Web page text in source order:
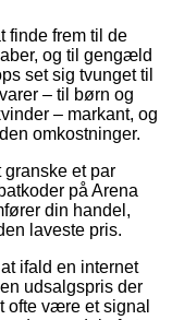
finde frem til de
og til gengæld
set sig tvunget til
– til børn og
– markant, og
omkostninger.
granske et par
på Arena
din handel,
laveste pris.
ifald en internet
udsalgspris der
ofte være et signal